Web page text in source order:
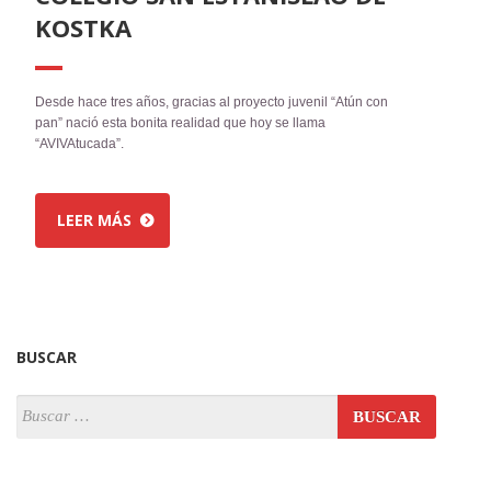
KOSTKA
Desde hace tres años, gracias al proyecto juvenil “Atún con
pan” nació esta bonita realidad que hoy se llama
“AVIVAtucada”.
LEER MÁS
BUSCAR